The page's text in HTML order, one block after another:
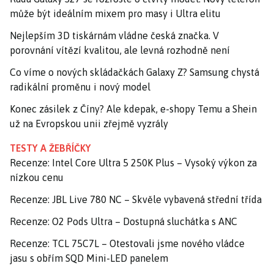
může být ideálním mixem pro masy i Ultra elitu
Nejlepším 3D tiskárnám vládne česká značka. V
porovnání vítězí kvalitou, ale levná rozhodně není
Co víme o nových skládačkách Galaxy Z? Samsung chystá
radikální proměnu i nový model
Konec zásilek z Číny? Ale kdepak, e-shopy Temu a Shein
už na Evropskou unii zřejmě vyzrály
TESTY A ŽEBŘÍČKY
Recenze: Intel Core Ultra 5 250K Plus – Vysoký výkon za
nízkou cenu
Recenze: JBL Live 780 NC – Skvěle vybavená střední třída
Recenze: O2 Pods Ultra – Dostupná sluchátka s ANC
Recenze: TCL 75C7L – Otestovali jsme nového vládce
jasu s obřím SQD Mini-LED panelem